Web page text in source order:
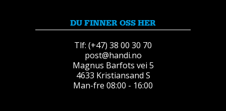
DU FINNER OSS HER
Tlf: (+47) 38 00 30 70
post@handi.no
Magnus Barfots vei 5
4633 Kristiansand S
Man-fre 08:00 - 16:00